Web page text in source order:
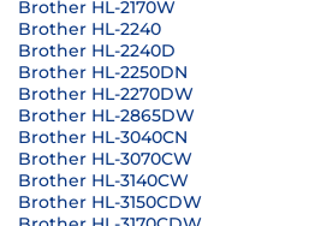
Brother HL-2170W
Brother HL-2240
Brother HL-2240D
Brother HL-2250DN
Brother HL-2270DW
Brother HL-2865DW
Brother HL-3040CN
Brother HL-3070CW
Brother HL-3140CW
Brother HL-3150CDW